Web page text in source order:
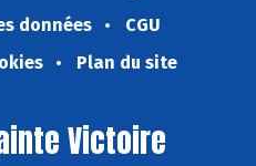
données
CGU
Plan du site
Victoire